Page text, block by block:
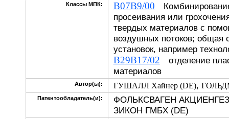
Классы МПК: B07B9/00
просеивания или
твердых материалов с
воздушных потоков; общая
установок, например
B29B17/02 отделение
материалов
Автор(ы): ГУШАЛЛ Хайнер (DE),
Патентообладатель(и):
ФОЛЬКСВАГЕН
ЗИКОН ГМБХ (DE)